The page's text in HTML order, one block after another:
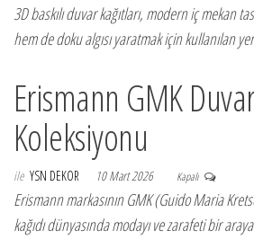
3D baskılı duvar kağıtları, modern iç mekan
hem de doku algısı yaratmak için kullanılan
Erismann GMK
Koleksiyonu
ile YSN DEKOR 10 Mart 2026 Kapalı
Erismann markasının GMK (Guido Maria
kağıdı dünyasında modayı ve zarafeti bir